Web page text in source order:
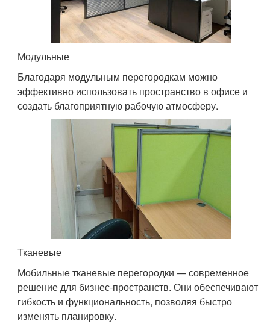
Модульные
Благодаря модульным перегородкам можно
эффективно использовать пространство в офисе и
создать благоприятную рабочую атмосферу.
Тканевые
Мобильные тканевые перегородки — современное
решение для бизнес-пространств. Они обеспечивают
гибкость и функциональность, позволяя быстро
изменять планировку.